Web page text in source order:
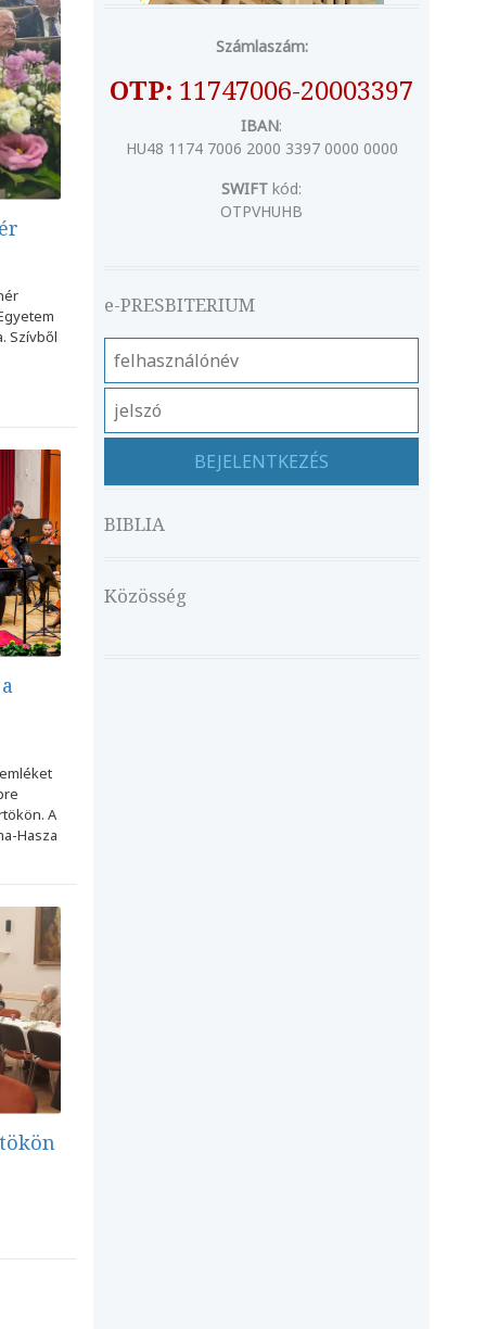
Szívből
A
Hasza
Számlaszám:
OTP: 11747006-20003397
IBAN:
HU48 1174 7006 2000 3397 0000 0000
SWIFT kód:
OTPVHUHB
e-PRESBITERIUM
BIBLIA
Közösség